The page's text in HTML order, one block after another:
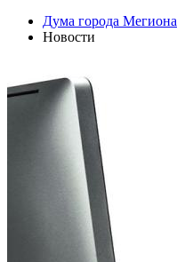
Дума города Мегиона
Новости